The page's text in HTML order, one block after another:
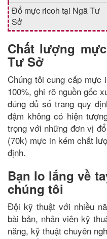
Đổ mực ricoh tại Ngã Tư
Sở
Chất lượng
Tư Sở
Chúng tôi cung cấp mực
100%, ghi rõ nguồn gốc
đúng đủ số trang quy
đậm không có hiện
trọng với những đơn vị
(70k) mực in kém chất
định.
Bạn lo lắng về
chúng tôi
Đội kỹ thuật với nhiều
bài bản, nhân viên kỹ
năng, kỹ thuật chuyên